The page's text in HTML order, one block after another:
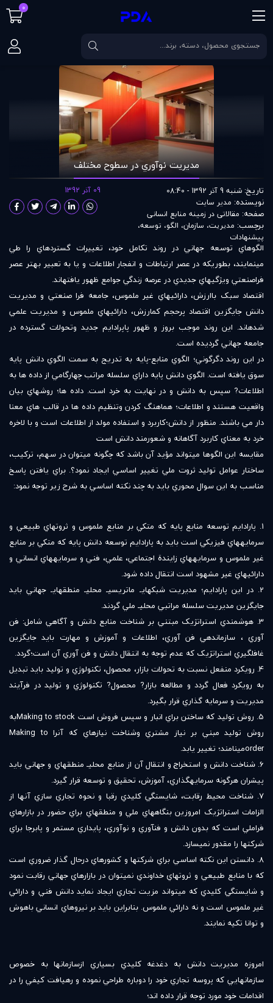
صفحه اصلی مقالات مديريت نوآوري در سطوح مختلف
مديريت نوآوري در سطوح مختلف
تاریخ: شنبه 9 آذر 1392 - 08:40
نویسنده: مدير سايت
صفحه: مقالاتی در زمينه منابع انسانی
برچسب: مدیریت، سازمان، الگو، توسعه،
پیشنهادات
09 آذر 1392
الگوهاي توسعه جهاني در روند تکامل خود، تغييرات گسترده‏اي را طي
مي‏نمايند، بطوري‏که در عصر ارتباطات و انفجار اطلاعات و يا به تعبير بهتر عصر
فراصنعتي ويژگي‏هاي جديدي در عرصه زندگي جوامع ظهور يافته‏اند.
اقتصاد سبک‏ باارزش، دارائي‏هاي غير ملموس‏، جامعه فرا صنعتي و مديريت
دانش جايگزين اقتصاد پرحجم کم‏ارزش، دارائي‏هاي ملموس و مديريت علمي
شده‏اند. اين روند موجب بروز و ظهور پاپرادايم جديد وتحولات گسترده در
جامعه جهاني گرديده است.
در اين روند دگرگوني؛ الگوي منابع-پايه به تدريج به سمت الگوي دانش پايه
سوق يافته است. الگوي دانش پايه داراي سلسله مراتب چهارگامي از داده ها به
اطلاعات? سپس به دانش و در نهايت به خرد است. داده ها؛ روشهاي بيان
واقعيت هستند و اطلاعات؛ هماهنگ کردن وتنظيم داده ها در قالب هاي معنا
دار مي باشند. منظور از دانش؛کاربرد و استفاده مولد از اطلاعات است و با لاخره
خرد به معناي کاربرد آگاهانه و شعورمند دانش است
مقايسه اين الگوها مي‏تواند مؤيد آن باشد که چگونه مي‏توان در سهم، ترکيب،
ساختار عوامل توليد ثروت ملي تغيير اساسي ايجاد نمود؟. براي يافتن پاسخ
مناسب به اين سوال محوري بايد به چند نکته اساسي به شرح زير توجه نمود:
1. پارادايم توسعه منابع پايه که متکي بر منابع ملموس و ثروت‏هاي طبيعي و
سرمايه‏هاي فيزيکي است بايد به پارادايم توسعه دانش پايه که متکي بر منابع
غير ملموس و سرمايه‏هاي زايندة اجتماعي، علمي، فني و سرمايه‏هاي انساني و
دارائي‏هاي غير مشهود است انتقال داده شود.
2. در اين پارادايم؛ مديريت شبکه‏اي‏ـ ماتريسي‏ـ محلي‏ـ منطقه‏اي‏ـ جهاني بايد
جايگزين مديريت سلسله مراتبي محلي‏ـ‏ ملي گردند.
3. هوشمندي استراتژيک مبتني بر شناخت منابع دانش و آگاهي شامل: فن
آوري ‏، سازماندهي فن آوري، اطلاعات و آموزش و مهارت بايد جايگزين
غافلگيري استراتژيک که عدم توجه به انتقال دانش و فن آوري آن است؛گردد.
4. رويکرد منفعل نسبت به تحولات بازار، محصول، تکنولوژي و توليد بايد تبديل
به رويکرد فعال گردد و مطالعه بازار? محصول? تکنولوژي و توليد در فرآيند
مديريت و سرمايه گذاري قرار بگيرد.
5. روش توليد که ساختن براي انبار و سپس فروش است Making to stockبه
روش توليد مبني بر نياز مشتري وشناخت نيازهاي که آنرا Making to
orderمي‏نامند؛ تغيير يابد.
6. شناخت دانش و استخراج و انتقال آن از منابع محلي‏ـ منطقه‏اي و جهاني بايد
پيشران هرگونه سرمايه‏گذاري، آموزش، تحقيق و توسعه قرار گيرد.
7. شناخت محيط رقابت، شايستگي کليدي رقبا و نحوه تجاري سازي آنها از
الزامات استراتژيک امروزين بنگاه‏هاي ملي و منطقه‏اي براي حضور در بازارهاي
فراملي است که بدون دانش و فن‏آوري و نوآوري، پايداري مستمر و پابرجا براي
شرکت‏ها را مقدور نمي‏سازد.
8. دانستن اين نکته اساسي براي شرکت‏ها و کشورهاي درحال گذار ضروري است
که با منابع طبيعي و ثروت‏هاي خداوندي نمي‏توان در بازارهاي جهاني رقابت نمود
و شايستگي کليدي که مي‏تواند مزيت تجاري ايجاد نمايد دانش فني و دارائي
غير ملموس است و نه دارائي ملموس. بنابراين بايد بر نيروهاي انساني باهوش
و توانا تکيه نمايند.
امروزه مديريت دانش به دغدغه کليدي بسياري ازسازمانها به خصوص
سازمانهايي که پروسه تجاري خود را دوباره طراحي نموده و رهيافت کيفي را در
اقدامات خود مورد توجه قرار داده اند؛
0